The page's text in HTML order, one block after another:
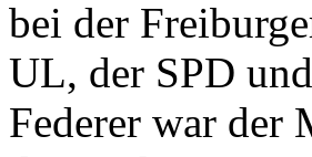
bei der
UL, der SPD
Federer war der